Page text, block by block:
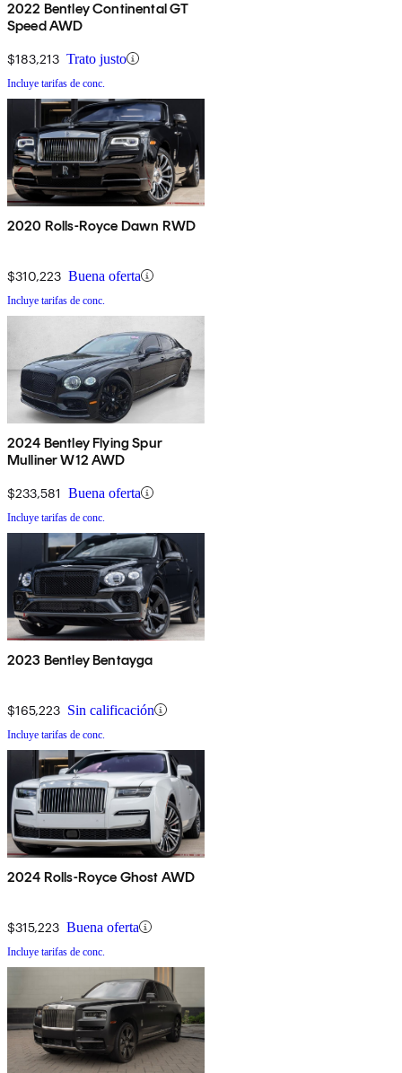
2022 Bentley Continental GT
Speed AWD
$183,213 Trato justo
Incluye tarifas de conc.
2020 Rolls-Royce Dawn RWD
$310,223 Buena oferta
Incluye tarifas de conc.
2024 Bentley Flying Spur
Mulliner W12 AWD
$233,581 Buena oferta
Incluye tarifas de conc.
2023 Bentley Bentayga
$165,223 Sin calificación
Incluye tarifas de conc.
2024 Rolls-Royce Ghost AWD
$315,223 Buena oferta
Incluye tarifas de conc.